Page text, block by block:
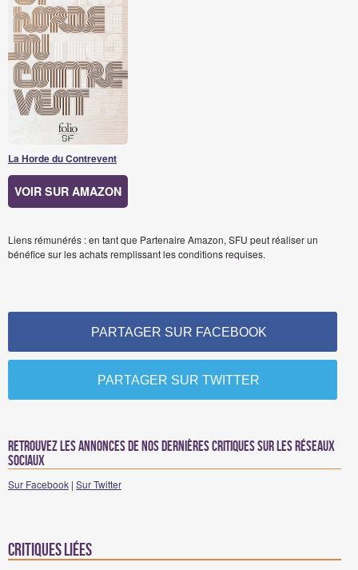
La Horde du Contrevent
VOIR SUR AMAZON
Liens rémunérés : en tant que Partenaire Amazon, SFU peut réaliser un
bénéfice sur les achats remplissant les conditions requises.
PARTAGER SUR FACEBOOK
PARTAGER SUR TWITTER
Retrouvez les annonces de nos dernières critiques sur les réseaux
sociaux
Sur Facebook | Sur Twitter
Critiques liées